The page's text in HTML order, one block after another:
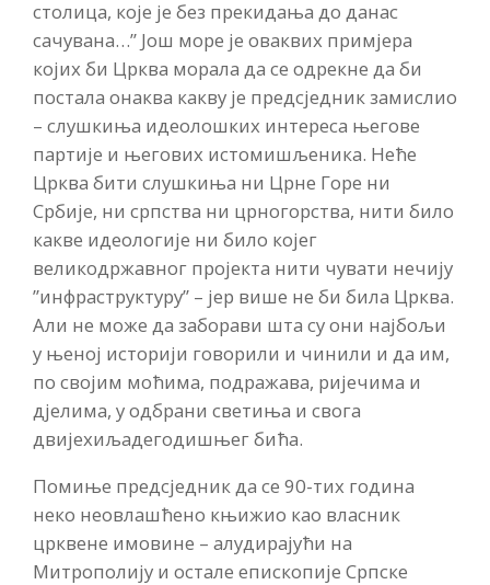
столица, које је без прекидања до данас
сачувана…” Још море је оваквих примјера
којих би Црква морала да се одрекне да би
постала онаква какву је предсједник замислио
– слушкиња идеолошких интереса његове
партије и његових истомишљеника. Неће
Црква бити слушкиња ни Црне Горе ни
Србије, ни српства ни црногорства, нити било
какве идеологије ни било којег
великодржавног пројекта нити чувати нечију
”инфраструктуру” – јер више не би била Црква.
Али не може да заборави шта су они најбољи
у њеној историји говорили и чинили и да им,
по својим моћима, подражава, ријечима и
дјелима, у одбрани светиња и свога
двијехиљадегодишњег бића.
Помиње предсједник да се 90-тих година
неко неовлашћено књижио као власник
црквене имовине – алудирајући на
Митрополију и остале епископије Српске